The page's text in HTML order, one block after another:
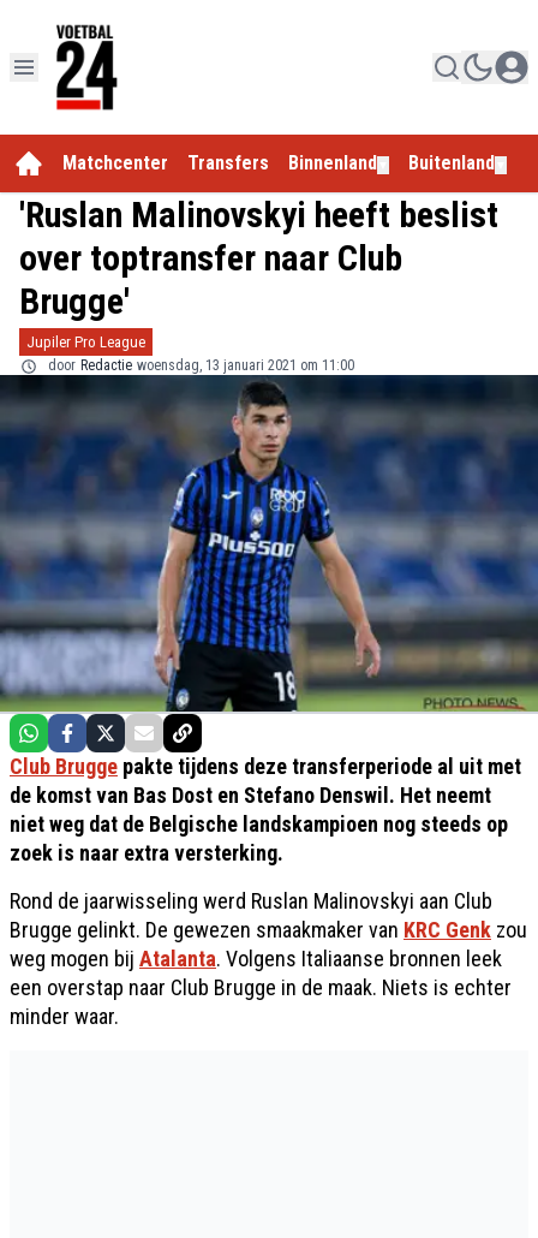
Matchcenter Transfers Binnenland Buitenland
'Ruslan Malinovskyi heeft beslist
over toptransfer naar Club
Brugge'
Jupiler Pro League
door Redactie woensdag, 13 januari 2021 om 11:00
Club Brugge pakte tijdens deze transferperiode al uit met
de komst van Bas Dost en Stefano Denswil. Het neemt
niet weg dat de Belgische landskampioen nog steeds op
zoek is naar extra versterking.
Rond de jaarwisseling werd Ruslan Malinovskyi aan Club
Brugge gelinkt. De gewezen smaakmaker van KRC Genk zou
weg mogen bij Atalanta. Volgens Italiaanse bronnen leek
een overstap naar Club Brugge in de maak. Niets is echter
minder waar.